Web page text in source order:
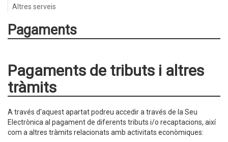
Altres serveis
Pagaments
Pagaments de tributs i altres
tràmits
A través d'aquest apartat podreu accedir a través de la Seu
Electrònica al pagament de diferents tributs i/o recaptacions, així
com a altres tràmits relacionats amb activitats econòmiques: